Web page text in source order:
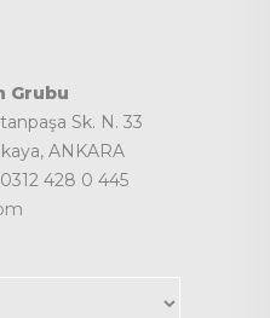
Grubu
Sk. N. 33
ANKARA
0312 428 0 445